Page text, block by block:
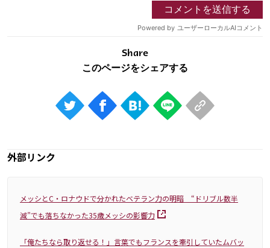
Share
外部リンク
メッシとC・ロナウドで分かれたベテラン力の明暗 “ドリブル数半
減”でも落ちなかった35歳メッシの影響力
「俺たちなら取り返せる！」言葉でもフランスを牽引していたムバッ